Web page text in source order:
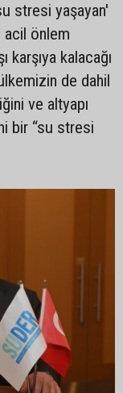
stresi yaşayan'
acil önlem
karşıya kalacağı
de dahil
ve altyapı
bir “su stresi